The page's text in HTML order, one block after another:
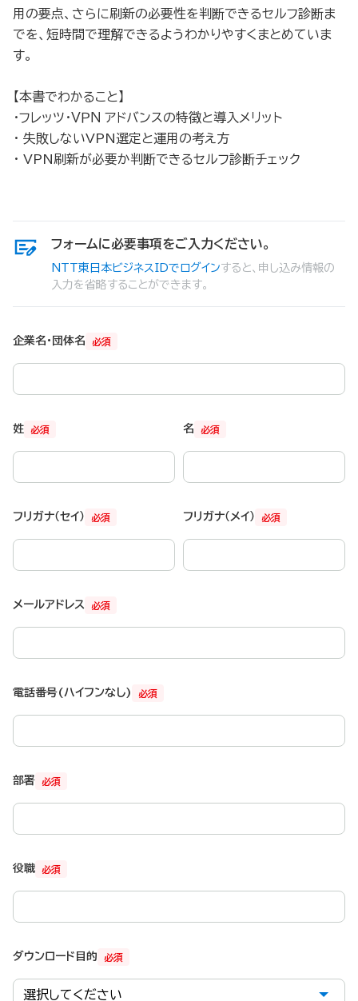
用の要点、さらに刷新の必要性を判断できるセルフ診断ま
でを、短時間で理解できるようわかりやすくまとめていま
す。
【本書でわかること】
・フレッツ・ＶＰＮ アドバンスの特徴と導入メリット
・ 失敗しないVPN選定と運用の考え方
・ VPN刷新が必要か判断できるセルフ診断チェック
フォームに必要事項をご入力ください。
NTT東日本ビジネスIDでログインすると、申し込み情報の
入力を省略することができます。
必須
企業名・団体名
必須
姓 必須
名
必須
フリガナ（セイ） 必須
フリガナ（メイ）
必須
メールアドレス
必須
電話番号(ハイフンなし)
必須
部署
必須
役職
必須
ダウンロード目的